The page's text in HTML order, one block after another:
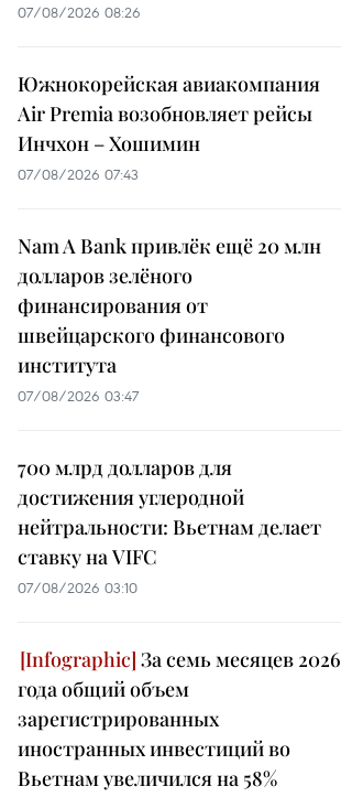
07/08/2026 08:26
Южнокорейская авиакомпания
Air Premia возобновляет рейсы
Инчхон – Хошимин
07/08/2026 07:43
Nam A Bank привлёк ещё 20 млн
долларов зелёного
финансирования от
швейцарского финансового
института
07/08/2026 03:47
700 млрд долларов для
достижения углеродной
нейтральности: Вьетнам делает
ставку на VIFC
07/08/2026 03:10
За семь месяцев 2026
года общий объем
зарегистрированных
иностранных инвестиций во
Вьетнам увеличился на 58%